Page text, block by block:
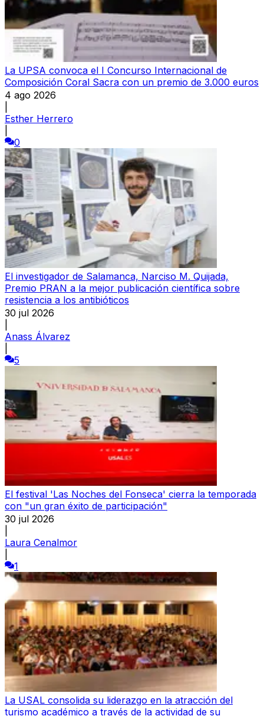
La UPSA convoca el I Concurso Internacional de
Composición Coral Sacra con un premio de 3.000 euros
4 ago 2026
Esther Herrero
0
El investigador de Salamanca, Narciso M. Quijada,
Premio PRAN a la mejor publicación científica sobre
resistencia a los antibióticos
30 jul 2026
Anass Álvarez
5
El festival 'Las Noches del Fonseca' cierra la temporada
con "un gran éxito de participación"
30 jul 2026
Laura Cenalmor
1
La USAL consolida su liderazgo en la atracción del
turismo académico a través de la actividad de su